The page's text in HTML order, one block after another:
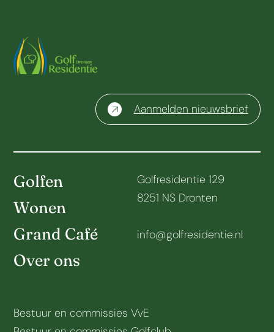
Aanmelden nieuwsbrief
Golfen
Wonen
Grand Café
Over ons
Golfresidentie 129
8251 NS Dronten
info@golfresidentie.nl
Bestuur en commissies VvE